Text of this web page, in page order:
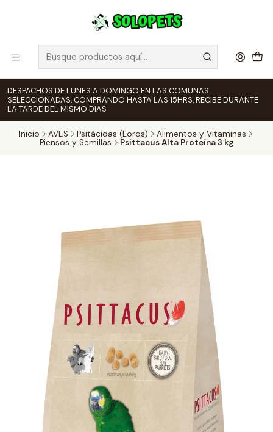
DESPACHOS DE LUNES A DOMINGO EN LAS COMUNAS
SELECCIONADAS. COMPRANDO HASTA LAS 15HRS, RECIBE DURANTE
LA TARDE DEL MISMO DIAS
Inicio AVES Psitácidas (Loros)
Alimentos y Vitaminas
Piensos y Semillas
Psittacus Alta Proteína 3 kg